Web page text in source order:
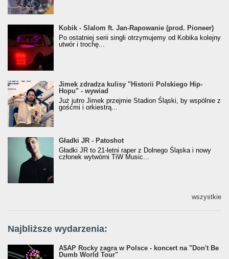
Kobik - Slalom ft. Jan-Rapowanie (prod. Pioneer)
[Official Music Visualiser]
Kobik - Slalom ft. Jan-Rapowanie (prod. Pioneer)
Po ostatniej serii singli otrzymujemy od Kobika kolejny
utwór i trochę...
Jimek zdradza kulisy "Historii Polskiego Hip-
Hopu" - wywiad
Jimek zdradza kulisy "Historii Polskiego Hip-
Hopu" - wywiad
Już jutro Jimek przejmie Stadion Śląski, by wspólnie z
gośćmi i orkiestrą...
Gładki JR - Patoshot
Gładki JR - Patoshot
Gładki JR to 21-letni raper z Dolnego Śląska i nowy
członek wytwórni TiW Music...
wszystkie
Najbliższe wydarzenia:
A$AP Rocky zagra w Polsce - koncert na "Don't Be
Dumb World Tour"